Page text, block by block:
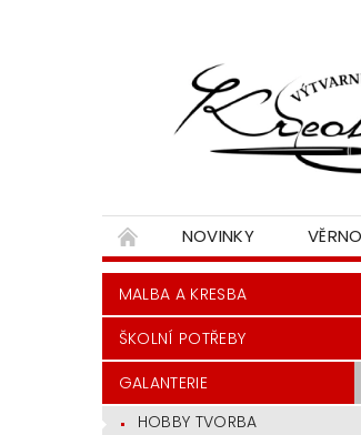
NOVINKY
MALBA A KRESBA
ŠKOLNÍ POTŘEBY
GALANTERIE
HOBBY TVORBA